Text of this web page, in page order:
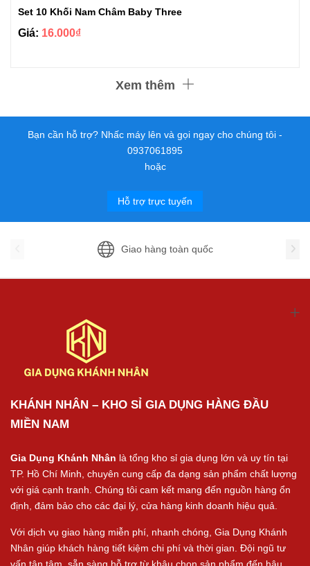
Set 10 Khối Nam Châm Baby Three
Giá: 16.000₫
Xem thêm
Bạn cần hỗ trợ? Nhấc máy lên và gọi ngay cho chúng tôi -
0937061895
hoặc
Hỗ trợ trực tuyến
Giao hàng toàn quốc
KHÁNH NHÂN – KHO SỈ GIA DỤNG HÀNG ĐẦU
MIỀN NAM
Gia Dụng Khánh Nhân là tổng kho sỉ gia dụng lớn và uy tín tại
TP. Hồ Chí Minh, chuyên cung cấp đa dạng sản phẩm chất lượng
với giá cạnh tranh. Chúng tôi cam kết mang đến nguồn hàng ổn
định, đảm bảo cho các đại lý, cửa hàng kinh doanh hiệu quả.
Với dịch vụ giao hàng miễn phí, nhanh chóng, Gia Dụng Khánh
Nhân giúp khách hàng tiết kiệm chi phí và thời gian. Đội ngũ tư
vấn tận tâm, sẵn sàng hỗ trợ từ khâu chọn sản phẩm đến hậu